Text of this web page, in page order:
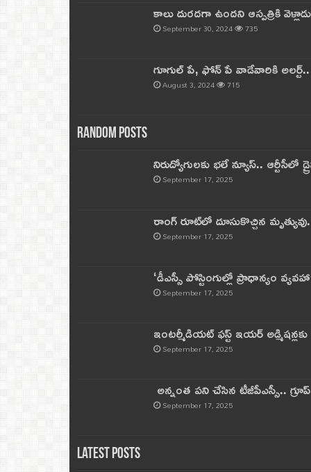
కాలు దురదగా ఉందని ఆస్పత్రికి
September 30, 2024 735
గూగుల్ పే, ఫోన్ పే వాడేవారికి
August 3, 2024 715
Random Posts
నిరుద్యోగులకు భలే న్యూస్.. ఆర్టీసీలో
September 17, 2025
రాంగ్ రూట్‌లో దూసుకొచ్చిన
September 17, 2025
‘డీఎస్సీ పోస్టింగుల్లో ప్రాధాన్యం
September 17, 2025
ఇంటర్మీడియట్ ఫస్ట్‌ ఇయర్‌
September 17, 2025
అన్నంత పని చేసిన టీజీపీఎస్సీ..
September 17, 2025
Latest Posts